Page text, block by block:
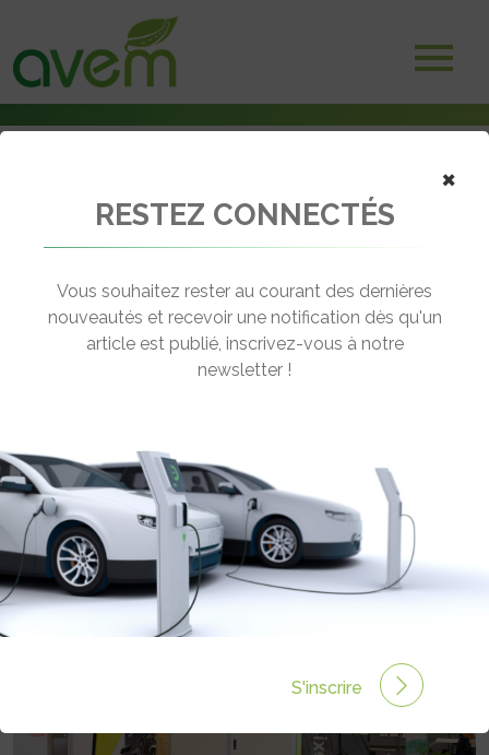
Logistique locale : Des outils pour adopter la Cyclo-cargologie
← Revenir aux actualités
POUR ADOPTER LA CYCLO-
CARGOLOGIE
Rédigé par Philippe Schwoerer le 27 Juin 2025 à 08:58
1 commentaires
×
RESTEZ CONNECTÉS
Vous souhaitez rester au courant des dernières
nouveautés et recevoir une notification dès qu'un
article est publié, inscrivez-vous à notre
newsletter !
S'inscrire